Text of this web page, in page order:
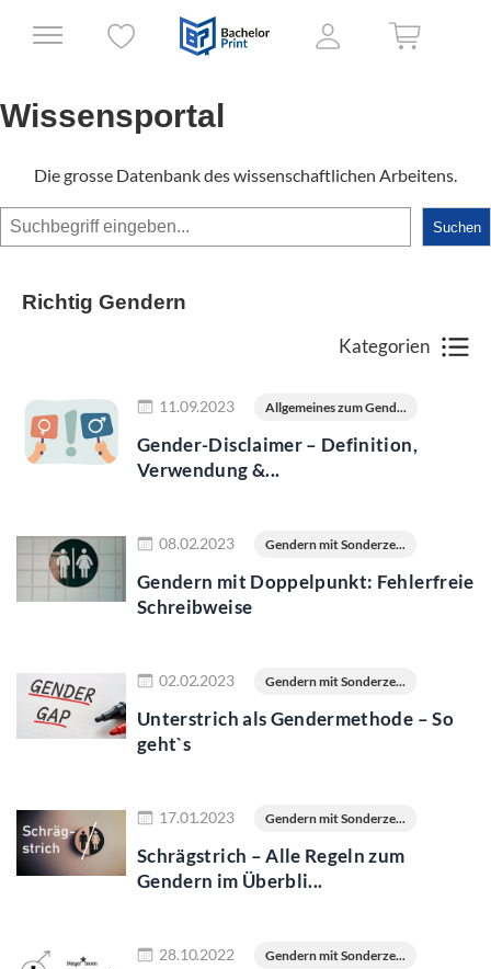
Wissensportal
Die grosse Datenbank des wissenschaftlichen Arbeitens.
Suchen Suchen
Richtig Gendern
Kategorien
11.09.2023 Allgemeines zum Gend...
Gender-Disclaimer – Definition,
Verwendung &...
08.02.2023 Gendern mit Sonderze...
Gendern mit Doppelpunkt: Fehlerfreie
Schreibweise
02.02.2023 Gendern mit Sonderze...
Unterstrich als Gendermethode – So
geht`s
17.01.2023 Gendern mit Sonderze...
Schrägstrich – Alle Regeln zum
Gendern im Überbli...
28.10.2022 Gendern mit Sonderze...